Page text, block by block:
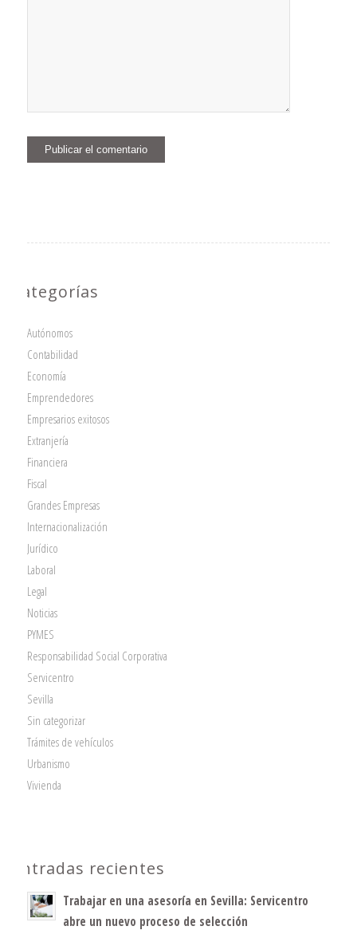
Categorías
Autónomos
Contabilidad
Economía
Emprendedores
Empresarios exitosos
Extranjería
Financiera
Fiscal
Grandes Empresas
Internacionalización
Jurídico
Laboral
Legal
Noticias
PYMES
Responsabilidad Social Corporativa
Servicentro
Sevilla
Sin categorizar
Trámites de vehículos
Urbanismo
Vivienda
Entradas recientes
Trabajar en una asesoría en Sevilla: Servicentro
abre un nuevo proceso de selección